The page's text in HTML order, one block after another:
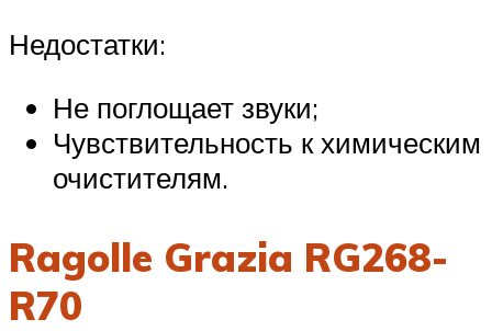
Недостатки:
Не поглощает звуки;
Чувствительность к химическим
очистителям.
Ragolle Grazia RG268-
R70